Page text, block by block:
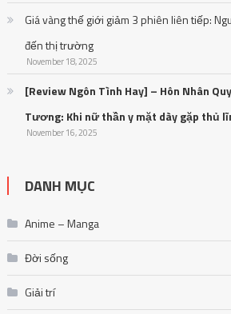
Giá vàng thế giới giảm 3 phiên liên tiếp:
đến thị trường
November 18, 2025
[Review Ngôn Tình Hay] – Hôn Nhân
Tương: Khi nữ thần y mặt dày gặp thủ
November 16, 2025
DANH MỤC
Anime – Manga
Đời sống
Giải trí